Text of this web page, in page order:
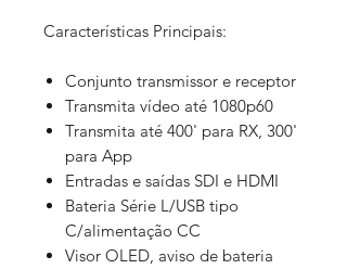
Características Principais:
Conjunto transmissor e receptor
Transmita vídeo até 1080p60
Transmita até 400' para RX, 300'
para App
Entradas e saídas SDI e HDMI
Bateria Série L/USB tipo
C/alimentação CC
Visor OLED, aviso de bateria